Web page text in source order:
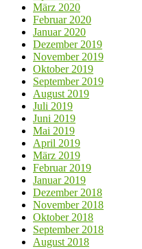
März 2020
Februar 2020
Januar 2020
Dezember 2019
November 2019
Oktober 2019
September 2019
August 2019
Juli 2019
Juni 2019
Mai 2019
April 2019
März 2019
Februar 2019
Januar 2019
Dezember 2018
November 2018
Oktober 2018
September 2018
August 2018